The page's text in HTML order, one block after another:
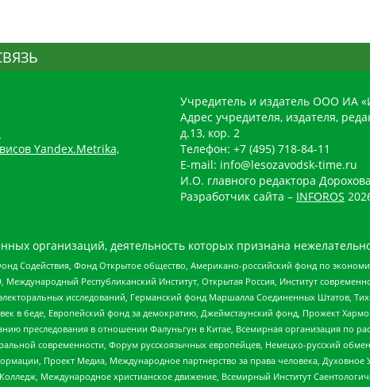
Yandex.Metrika,
Учредитель и издатель ООО ИА
Адрес учредителя, издателя,
д.13, кор. 2
Телефон: +7 (495) 718-84-11
E-mail: info@lesozavodsk-time.ru
И.О. главного редактора
Разработчик сайта – INFOROS
организаций, деятельность которых признана
Содействия, Фонд Открытое общество, Американо-российский фонд по
Международный Республиканский Институт, Открытая Россия, Институт
исследований, Германский фонд Маршалла Соединенных Штатов,
в беде, Европейский фонд за демократию, Джеймстаунский фонд, Прожект
преследования в отношении Фалуньгун в Китае, Всемирная организация по
современности, Форум русскоязычных европейцев, Немецко-русский
Проект Медиа, Международное партнерство за права человека, Духовное
Международное христианское движение, Всемирный Институт